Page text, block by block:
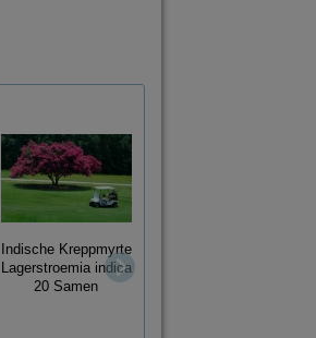
Indische Kreppmyrte
Lagerstroemia indica
20 Samen